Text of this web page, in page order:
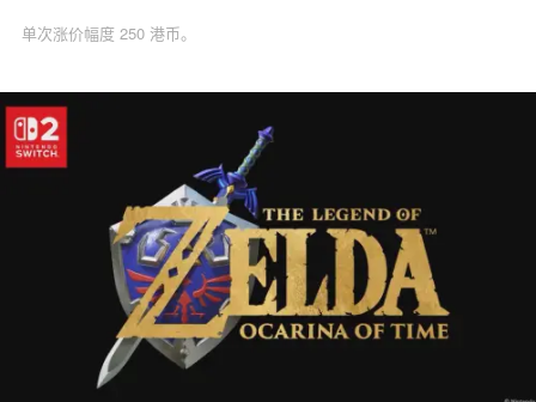
单次涨价幅度 250 港币。